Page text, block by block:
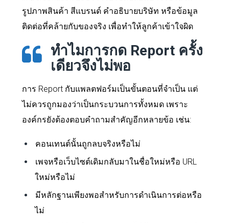
รูปภาพสินค้า สีแบรนด์ คำอธิบายบริษัท หรือข้อมูล
ติดต่อที่คล้ายกับของจริง เพื่อทำให้ลูกค้าเข้าใจผิด
ทำไมการกด Report ครั้ง
เดียวจึงไม่พอ
การ Report กับแพลตฟอร์มเป็นขั้นตอนที่จำเป็น แต่
ไม่ควรถูกมองว่าเป็นกระบวนการทั้งหมด เพราะ
องค์กรยังต้องตอบคำถามสำคัญอีกหลายข้อ เช่น:
คอนเทนต์นั้นถูกลบจริงหรือไม่
เพจหรือเว็บไซต์เดิมกลับมาในชื่อใหม่หรือ URL
ใหม่หรือไม่
มีหลักฐานเพียงพอสำหรับการดำเนินการต่อหรือ
ไม่